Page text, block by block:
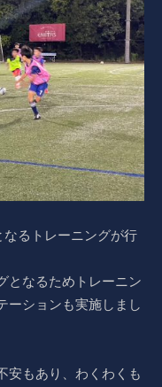
るトレーニングが行
となるためトレーニン
ーションも実施しまし
安もあり、わくわくも